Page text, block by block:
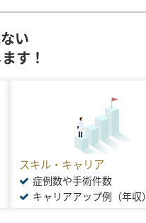
い
す！
スキル・キャリア
症例数や手術件数
キャリアアップ例（年収）